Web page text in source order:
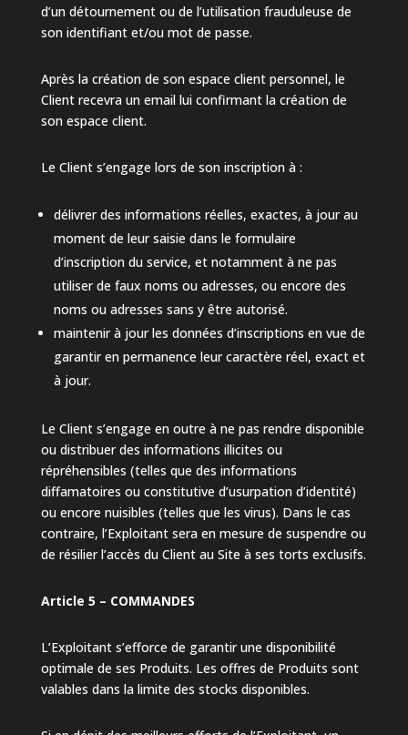
d’un détournement ou de l’utilisation frauduleuse de
son identifiant et/ou mot de passe.
Après la création de son espace client personnel, le
Client recevra un email lui confirmant la création de
son espace client.
Le Client s’engage lors de son inscription à :
délivrer des informations réelles, exactes, à jour au
moment de leur saisie dans le formulaire
d’inscription du service, et notamment à ne pas
utiliser de faux noms ou adresses, ou encore des
noms ou adresses sans y être autorisé.
maintenir à jour les données d’inscriptions en vue de
garantir en permanence leur caractère réel, exact et
à jour.
Le Client s’engage en outre à ne pas rendre disponible
ou distribuer des informations illicites ou
répréhensibles (telles que des informations
diffamatoires ou constitutive d’usurpation d’identité)
ou encore nuisibles (telles que les virus). Dans le cas
contraire, l’Exploitant sera en mesure de suspendre ou
de résilier l’accès du Client au Site à ses torts exclusifs.
Article 5 – COMMANDES
L’Exploitant s’efforce de garantir une disponibilité
optimale de ses Produits. Les offres de Produits sont
valables dans la limite des stocks disponibles.